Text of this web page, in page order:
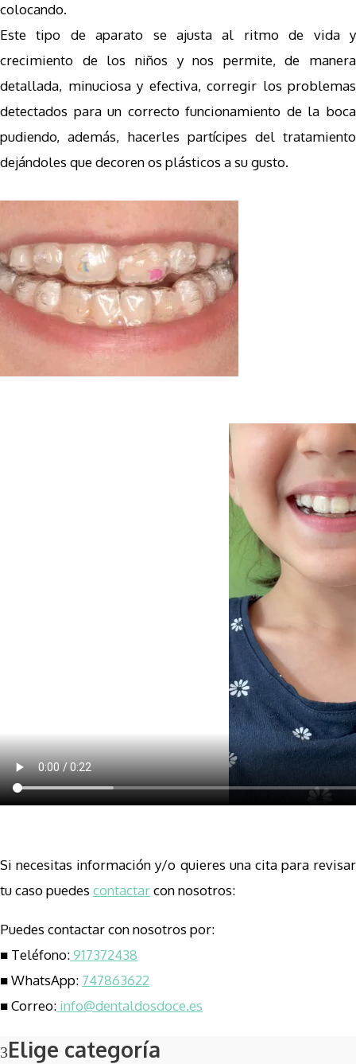
colocando.
Este tipo de aparato se ajusta al ritmo de vida y
crecimiento de los niños y nos permite, de manera
detallada, minuciosa y efectiva, corregir los problemas
detectados para un correcto funcionamiento de la boca
pudiendo, además, hacerles partícipes del tratamiento
dejándoles que decoren os plásticos a su gusto.
Si necesitas información y/o quieres una cita para revisar
tu caso puedes contactarcon nosotros:
Puedes contactar con nosotros por:
■ Teléfono:917372438
■ WhatsApp: 747863622
■ Correo: info@dentaldosdoce.es
Elige categoría